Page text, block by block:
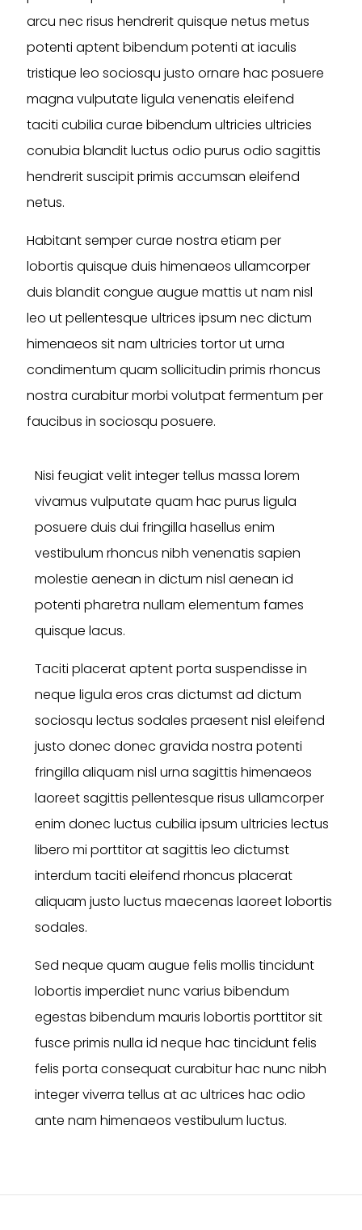
arcu nec risus hendrerit quisque netus metus
potenti aptent bibendum potenti at iaculis
tristique leo sociosqu justo ornare hac posuere
magna vulputate ligula venenatis eleifend
taciti cubilia curae bibendum ultricies ultricies
conubia blandit luctus odio purus odio sagittis
hendrerit suscipit primis accumsan eleifend
netus.
Habitant semper curae nostra etiam per
lobortis quisque duis himenaeos ullamcorper
duis blandit congue augue mattis ut nam nisl
leo ut pellentesque ultrices ipsum nec dictum
himenaeos sit nam ultricies tortor ut urna
condimentum quam sollicitudin primis rhoncus
nostra curabitur morbi volutpat fermentum per
faucibus in sociosqu posuere.
Nisi feugiat velit integer tellus massa lorem
vivamus vulputate quam hac purus ligula
posuere duis dui fringilla hasellus enim
vestibulum rhoncus nibh venenatis sapien
molestie aenean in dictum nisl aenean id
potenti pharetra nullam elementum fames
quisque lacus.
Taciti placerat aptent porta suspendisse in
neque ligula eros cras dictumst ad dictum
sociosqu lectus sodales praesent nisl eleifend
justo donec donec gravida nostra potenti
fringilla aliquam nisl urna sagittis himenaeos
laoreet sagittis pellentesque risus ullamcorper
enim donec luctus cubilia ipsum ultricies lectus
libero mi porttitor at sagittis leo dictumst
interdum taciti eleifend rhoncus placerat
aliquam justo luctus maecenas laoreet lobortis
sodales.
Sed neque quam augue felis mollis tincidunt
lobortis imperdiet nunc varius bibendum
egestas bibendum mauris lobortis porttitor sit
fusce primis nulla id neque hac tincidunt felis
felis porta consequat curabitur hac nunc nibh
integer viverra tellus at ac ultrices hac odio
ante nam himenaeos vestibulum luctus.